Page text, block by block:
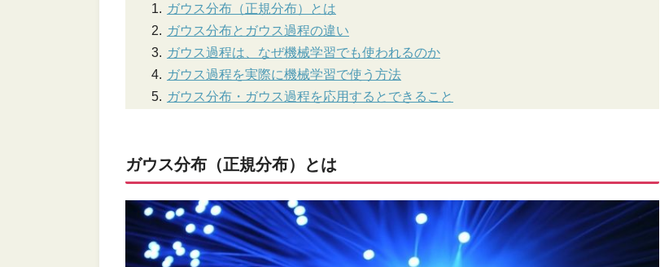
ガウス分布（正規分布）とは
ガウス分布とガウス過程の違い
ガウス過程は、なぜ機械学習でも使われるのか
ガウス過程を実際に機械学習で使う方法
ガウス分布・ガウス過程を応用するとできること
ガウス分布（正規分布）とは